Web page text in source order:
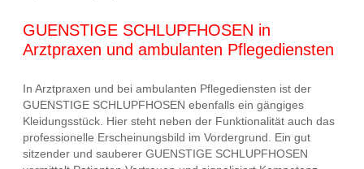
GUENSTIGE SCHLUPFHOSEN in
Arztpraxen und ambulanten Pflegediensten
In Arztpraxen und bei ambulanten Pflegediensten ist der
GUENSTIGE SCHLUPFHOSEN ebenfalls ein gängiges
Kleidungsstück. Hier steht neben der Funktionalität auch das
professionelle Erscheinungsbild im Vordergrund. Ein gut
sitzender und sauberer GUENSTIGE SCHLUPFHOSEN